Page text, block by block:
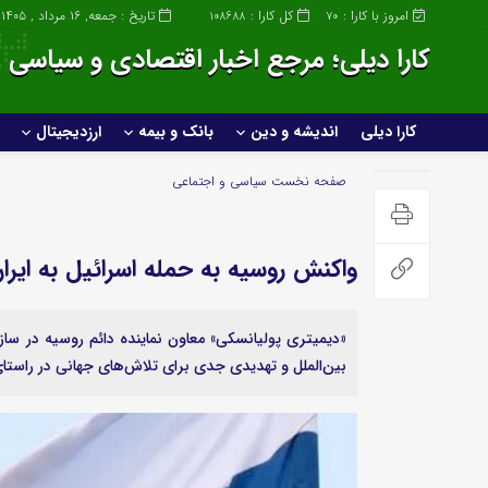
کل کارا : 108688 امروز با کارا : 70 تاریخ : جمعه, ۱۶ مرداد , ۱۴۰۵
کارا دیلی؛ مرجع اخبار اقتصادی و
کارا دیلی اندیشه و دین بانک و بیمه ارزدیجیتال
ساختمان و املاک
خودرو و حمل و نقل
عمومی و سرگرمی
پزشکی و زیبایی
ورزشی
گردشگری و مهاجرت
صفحه نخست سیاسی و اجتماعی
واکنش روسیه به حمله اسرائیل به
«دیمیتری پولیانسکی» معاون نماینده دائم روسیه
بین‌الملل و تهدیدی جدی برای تلاش‌های جهانی در